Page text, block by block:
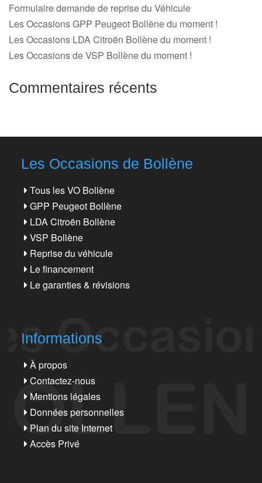
Formulaire demande de reprise du Véhicule
Les Occasions GPP Peugeot Bollène du moment !
Les Occasions LDA Citroën Bollène du moment !
Les Occasions de VSP Bollène du moment !
Commentaires récents
Les Occasions de Bollène
Tous les VO Bollène
GPP Peugeot Bollène
LDA Citroën Bollène
VSP Bollène
Reprise du véhicule
Le financement
Le garanties & révisions
Informations
À propos
Contactez-nous
Mentions légales
Données personnelles
Plan du site Internet
Accès Privé